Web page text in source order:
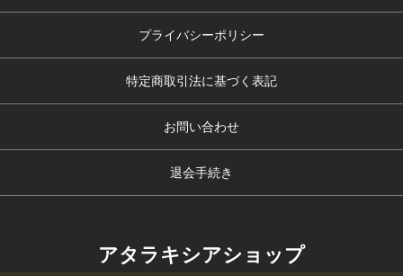
プライバシーポリシー
特定商取引法に基づく表記
お問い合わせ
退会手続き
アタラキシアショップ